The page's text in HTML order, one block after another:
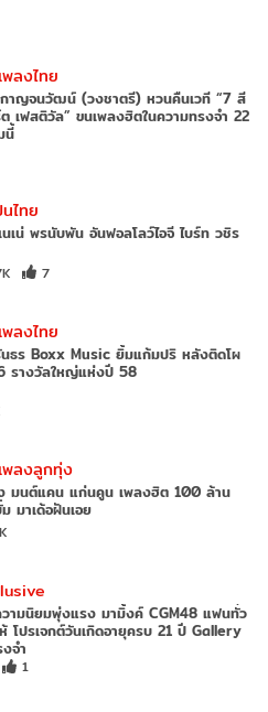
พลงไทย
าญจนวัฒน์ (วงชาตรี) หวนคืนเวที “7 สี
เฟสติวัล” ขนเพลงฮิตในความทรงจำ 22
นี้
ไทย
นเน่ พรนับพัน อันฟอลโลว์ไอจี ไบร์ท วชิร
7
พลงไทย
ธร Boxx Music ยิ้มแก้มปริ หลังติดโผ
รางวัลใหญ่แห่งปี 58
พลงลูกทุ่ง
มนต์แคน แก่นคูน เพลงฮิต 100 ล้าน
มาเด้อฝันเอย
วามนิยมพุ่งแรง มามิ้งค์ CGM48 แฟนทั่ว
โปรเจกต์วันเกิดอายุครบ 21 ปี Gallery
จำ
1